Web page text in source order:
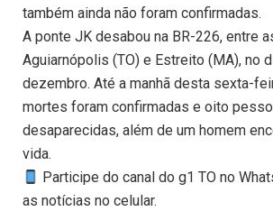
também ainda não foram confirmadas.
A ponte JK desabou na BR-226, entre
Aguiarnópolis (TO) e Estreito (MA), no
dezembro. Até a manhã desta sexta-
mortes foram confirmadas e oito
desaparecidas, além de um homem
vida.
Participe do canal do g1 TO no
as notícias no celular.